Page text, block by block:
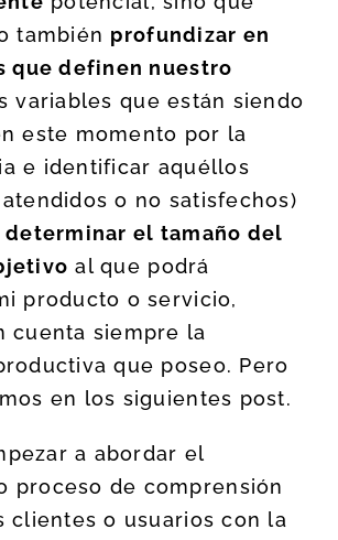
también profundizar en
que definen nuestro
variables que están siendo
este momento por la
e identificar aquéllos
o no satisfechos)
determinar el tamaño del
al que podrá
producto o servicio,
cuenta siempre la
que poseo. Pero
en los siguientes post.
a abordar el
proceso de comprensión
clientes o usuarios con la